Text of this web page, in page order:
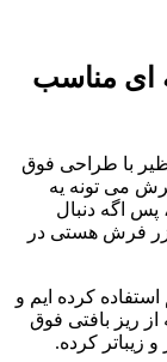
ای مناسب
با طراحی فوق
می تونه یه
پس اگه دنبال
زر فرش هستی در
کرده ایم و
ریز بافتی فوق
زیباتر کرده.